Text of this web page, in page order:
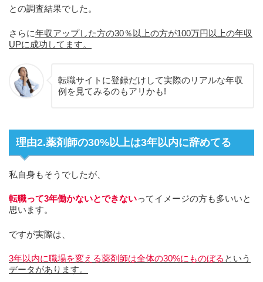
との調査結果でした。
さらに年収アップした方の30％以上の方が100万円以上の年収
UPに成功してます。
転職サイトに登録だけして実際のリアルな年収
例を見てみるのもアリかも!
理由2.薬剤師の30%以上は3年以内に辞めてる
私自身もそうでしたが、
転職って3年働かないとできないってイメージの方も多いいと
思います。
ですが実際は、
3年以内に職場を変える薬剤師は全体の30%にものぼる という
データがあります。